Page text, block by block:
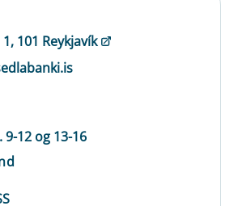
101 Reykjavík
12 og 13-16